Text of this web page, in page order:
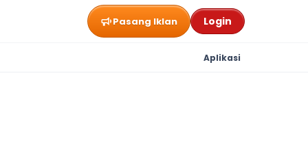
Pasang Iklan Login
Aplikasi